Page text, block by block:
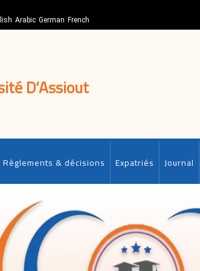
Arabic German French
D’Assiout
Règlements & décisions Expatriés Journal